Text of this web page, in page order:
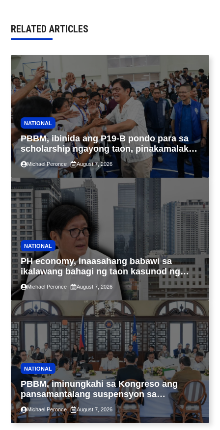
RELATED ARTICLES
NATIONAL
PBBM, ibinida ang P19-B pondo para sa
scholarship ngayong taon, pinakamalaki
sa kasaysayan ng TESDA
Michael Peronce August 7, 2026
NATIONAL
PH economy, inaasahang babawi sa
ikalawang bahagi ng taon kasunod ng
2.3% GDP dulot ng Middle East war,
pagkaantala ng public construction
Michael Peronce August 7, 2026
NATIONAL
PBBM, iminungkahi sa Kongreso ang
pansamantalang suspensyon sa
pagpapatupad ng Real Property Valuation
and Assessment Reform Act
Michael Peronce August 7, 2026